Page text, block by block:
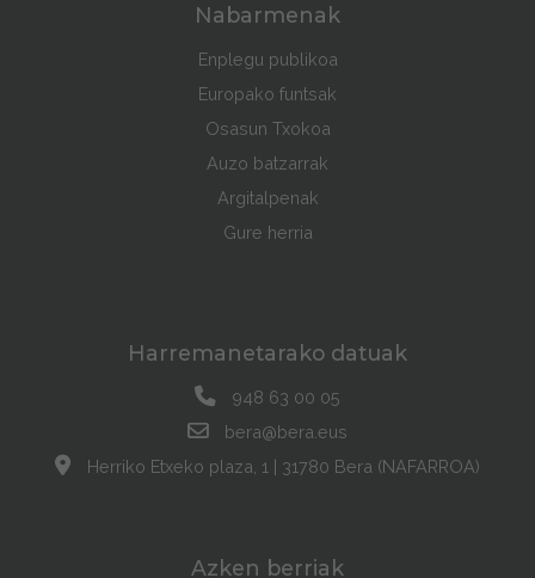
Nabarmenak
Enplegu publikoa
Europako funtsak
Osasun Txokoa
Auzo batzarrak
Argitalpenak
Gure herria
Harremanetarako datuak
948 63 00 05
bera@bera.eus
Herriko Etxeko plaza, 1 | 31780 Bera (NAFARROA)
Azken berriak